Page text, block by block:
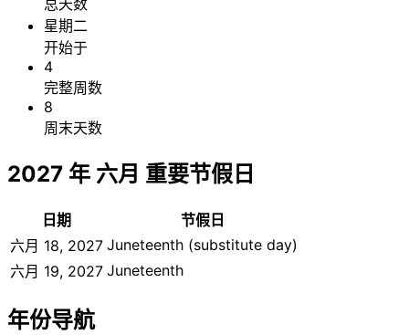
星期二
开始于
4
完整周数
8
周末天数
2027 年 六月 重要节假日
日期
节假日
六月 18, 2027 Juneteenth (substitute day)
六月 19, 2027 Juneteenth
年份导航